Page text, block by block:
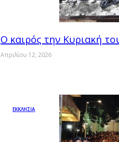
Ο καιρός την Κυριακή
Απριλίου 12, 2026
ΕΚΚΛΗΣΙΑ